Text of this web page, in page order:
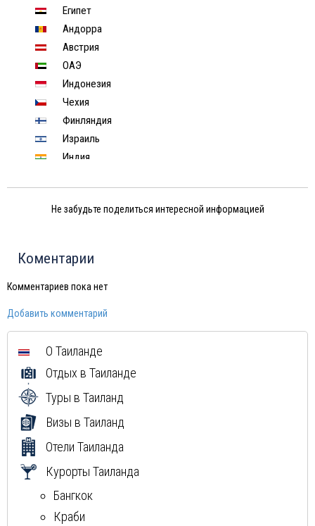
Египет
Андорра
Австрия
ОАЭ
Индонезия
Чехия
Финляндия
Израиль
Индия
Китай
Грузия
Мексика
Доминиканская Республика
Мальдивы
Не забудьте поделиться интересной информацией
Коментарии
Комментариев пока нет
Добавить комментарий
О Таиланде
Отдых в Таиланде
Туры в Таиланд
Визы в Таиланд
Отели Таиланда
Курорты Таиланда
Бангкок
Краби